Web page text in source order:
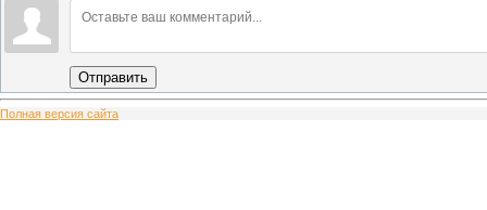
Отправить
Полная версия сайта